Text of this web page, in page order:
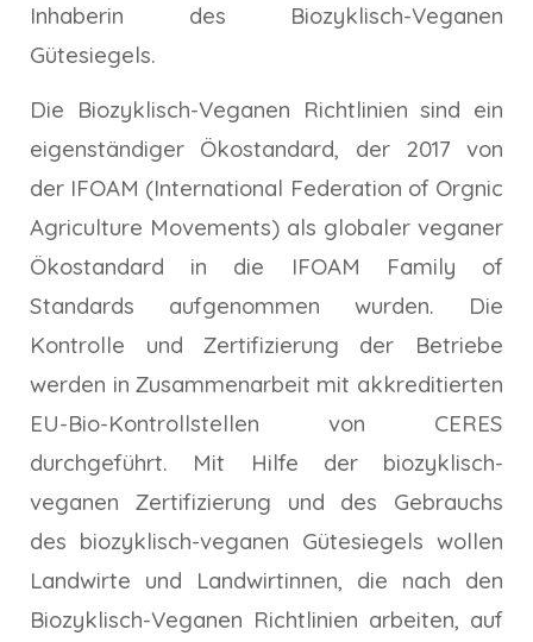
Inhaberin des Biozyklisch-Veganen
Gütesiegels.
Die Biozyklisch-Veganen Richtlinien sind ein
eigenständiger Ökostandard, der 2017 von
der IFOAM (International Federation of Orgnic
Agriculture Movements) als globaler veganer
Ökostandard in die IFOAM Family of
Standards aufgenommen wurden. Die
Kontrolle und Zertifizierung der Betriebe
werden in Zusammenarbeit mit akkreditierten
EU-Bio-Kontrollstellen von CERES
durchgeführt. Mit Hilfe der biozyklisch-
veganen Zertifizierung und des Gebrauchs
des biozyklisch-veganen Gütesiegels wollen
Landwirte und Landwirtinnen, die nach den
Biozyklisch-Veganen Richtlinien arbeiten, auf